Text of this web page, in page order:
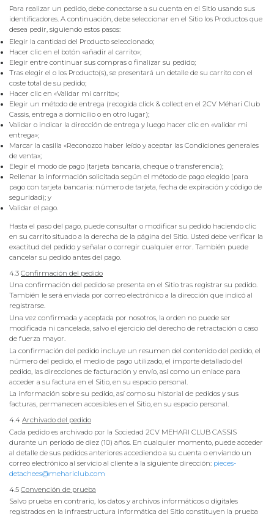
Para realizar un pedido, debe conectarse a su cuenta en el Sitio usando sus
identificadores. A continuación, debe seleccionar en el Sitio los Productos que
desea pedir, siguiendo estos pasos:
Elegir la cantidad del Producto seleccionado;
Hacer clic en el botón «añadir al carrito»;
Elegir entre continuar sus compras o finalizar su pedido;
Tras elegir el o los Producto(s), se presentará un detalle de su carrito con el
coste total de su pedido;
Hacer clic en «Validar mi carrito»;
Elegir un método de entrega (recogida click & collect en el 2CV Méhari Club
Cassis, entrega a domicilio o en otro lugar);
Validar o indicar la dirección de entrega y luego hacer clic en «validar mi
entrega»;
Marcar la casilla «Reconozco haber leído y aceptar las Condiciones generales
de venta»;
Elegir el modo de pago (tarjeta bancaria, cheque o transferencia);
Rellenar la información solicitada según el método de pago elegido (para
pago con tarjeta bancaria: número de tarjeta, fecha de expiración y código de
seguridad); y
Validar el pago.
Hasta el paso del pago, puede consultar o modificar su pedido haciendo clic
en su carrito situado a la derecha de la página del Sitio. Usted debe verificar la
exactitud del pedido y señalar o corregir cualquier error. También puede
cancelar su pedido antes del pago.
4.3 Confirmación del pedido
Una confirmación del pedido se presenta en el Sitio tras registrar su pedido.
También le será enviada por correo electrónico a la dirección que indicó al
registrarse.
Una vez confirmada y aceptada por nosotros, la orden no puede ser
modificada ni cancelada, salvo el ejercicio del derecho de retractación o caso
de fuerza mayor.
La confirmación del pedido incluye un resumen del contenido del pedido, el
número del pedido, el medio de pago utilizado, el importe detallado del
pedido, las direcciones de facturación y envío, así como un enlace para
acceder a su factura en el Sitio, en su espacio personal.
La información sobre su pedido, así como su historial de pedidos y sus
facturas, permanecen accesibles en el Sitio, en su espacio personal.
4.4 Archivado del pedido
Cada pedido es archivado por la Sociedad 2CV MEHARI CLUB CASSIS
durante un periodo de diez (10) años. En cualquier momento, puede acceder
al detalle de sus pedidos anteriores accediendo a su cuenta o enviando un
correo electrónico al servicio al cliente a la siguiente dirección: pieces-
detachees@mehariclub.com
4.5 Convención de prueba
Salvo prueba en contrario, los datos y archivos informáticos o digitales
registrados en la infraestructura informática del Sitio constituyen la prueba